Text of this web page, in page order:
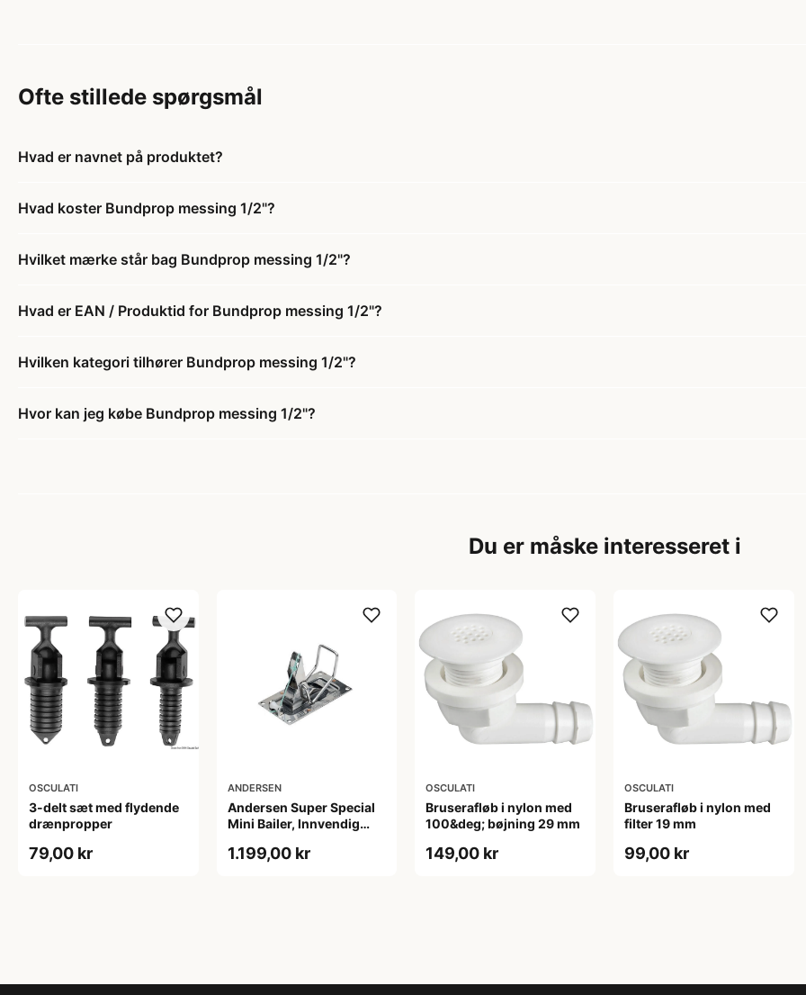
Ofte stillede spørgsmål
Hvad er navnet på produktet?
Hvad koster Bundprop messing 1/2"?
Hvilket mærke står bag Bundprop messing 1/2"?
Hvad er EAN / Produktid for Bundprop messing 1/2"?
Hvilken kategori tilhører Bundprop messing 1/2"?
Hvor kan jeg købe Bundprop messing 1/2"?
Du er måske interesseret i
OSCULATI
3-delt sæt med flydende
drænpropper
79,00 kr
ANDERSEN
Andersen Super Special
Mini Bailer, Innvendig
Rustfritt Stål
1.199,00 kr
OSCULATI
Bruserafløb i nylon med
100&deg; bøjning 29 mm
149,00 kr
OSCULATI
Bruserafløb i nylon med
filter 19 mm
99,00 kr